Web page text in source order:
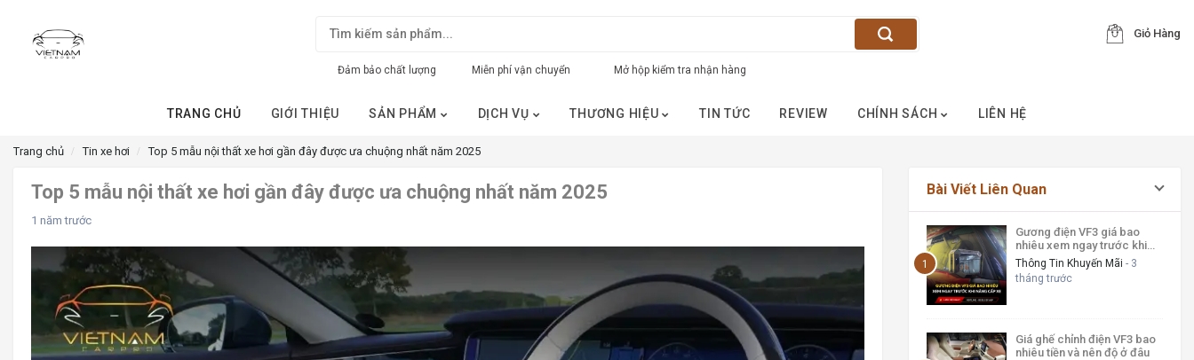
Đảm bảo chất lượng Miễn phí vận chuyển Mở hộp kiểm tra nhận hàng
Giỏ Hàng
TRANG CHỦ GIỚI THIỆU SẢN PHẨM DỊCH VỤ THƯƠNG HIỆU TIN TỨC REVIEW CHÍNH SÁCH LIÊN HỆ
Trang chủ Tin xe hơi Top 5 mẫu nội thất xe hơi gần đây được ưa chuộng nhất năm 2025
Top 5 mẫu nội thất xe hơi gần đây được ưa chuộng nhất năm 2025
1 năm trước
Bài Viết Liên Quan
Gương điện VF3 giá bao
nhiêu xem ngay trước khi
nâng cấp xe 2026
Thông Tin Khuyến Mãi - 3
tháng trước
Giá ghế chỉnh điện VF3 bao
nhiêu tiền và nên độ ở đâu